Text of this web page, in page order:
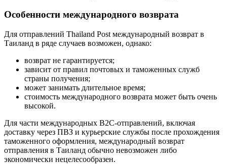
Особенности международного возврата
Для отправлений Thailand Post международный возврат в
Таиланд в ряде случаев возможен, однако:
возврат не гарантируется;
зависит от правил почтовых и таможенных служб
страны получения;
может занимать длительное время;
стоимость международного возврата может быть очень
высокой.
Для части международных B2C-отправлений, включая
доставку через ПВЗ и курьерские службы после прохождения
таможенного оформления, международный возврат
отправления в Таиланд обычно невозможен либо
экономически нецелесообразен.